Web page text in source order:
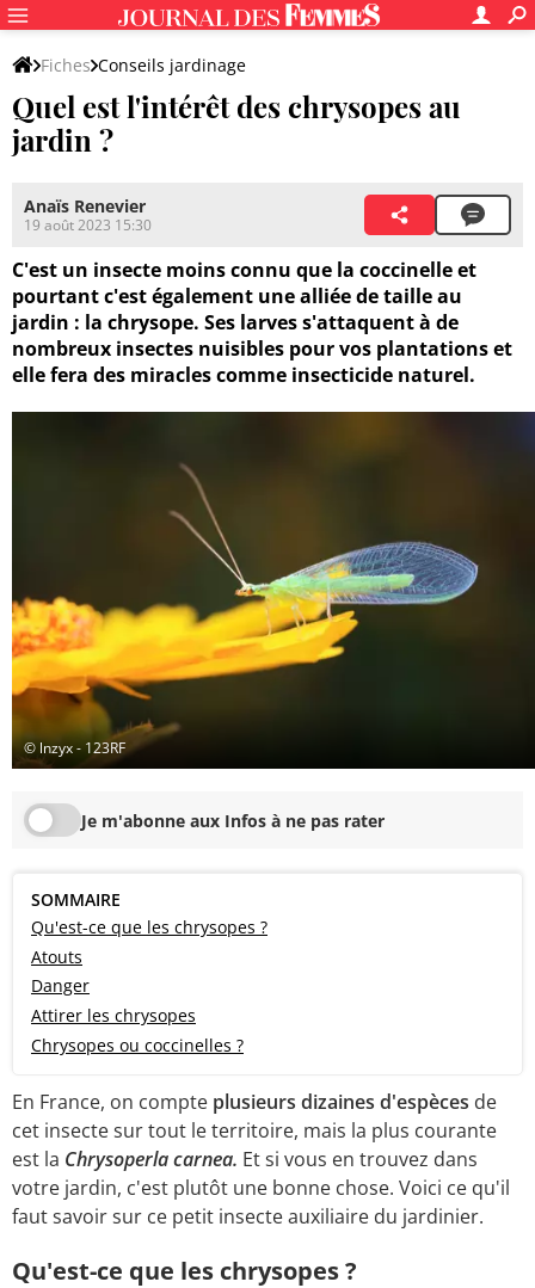
Fiches Conseils jardinage
Entretien du jardin et des végétaux
Quel est l'intérêt des chrysopes au
jardin ?
Anaïs Renevier
19 août 2023 15:30
C'est un insecte moins connu que la coccinelle et
pourtant c'est également une alliée de taille au
jardin : la chrysope. Ses larves s'attaquent à de
nombreux insectes nuisibles pour vos plantations et
elle fera des miracles comme insecticide naturel.
© lnzyx - 123RF
Je m'abonne aux Infos à ne pas rater
SOMMAIRE
Qu'est-ce que les chrysopes ?
Atouts
Danger
Attirer les chrysopes
Chrysopes ou coccinelles ?
En France, on compte plusieurs dizaines d'espèces de
cet insecte sur tout le territoire, mais la plus courante
est la Chrysoperla carnea. Et si vous en trouvez dans
votre jardin, c'est plutôt une bonne chose. Voici ce qu'il
faut savoir sur ce petit insecte auxiliaire du jardinier.
Qu'est-ce que les chrysopes ?